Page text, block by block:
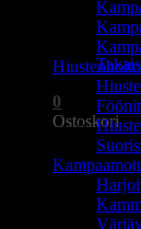
0
Ostoskori